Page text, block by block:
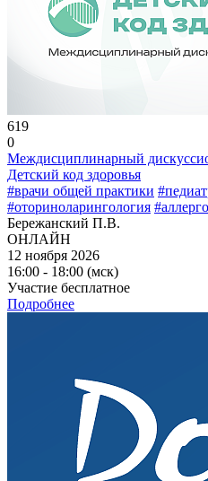
619
0
Междисциплинарный
Детский код здоровья
#врачи общей практики
#оториноларингология
Бережанский П.В.
ОНЛАЙН
12 ноября 2026
16:00 - 18:00 (мск)
Участие бесплатное
Подробнее